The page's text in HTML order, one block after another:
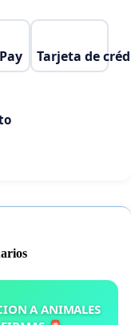
Tarjeta de
A ANIMALES